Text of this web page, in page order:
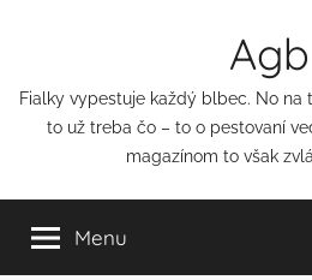
Agb
Fialky vypestuje každý blbec. No na
to už treba čo – to o pestovaní
magazínom to však
Menu